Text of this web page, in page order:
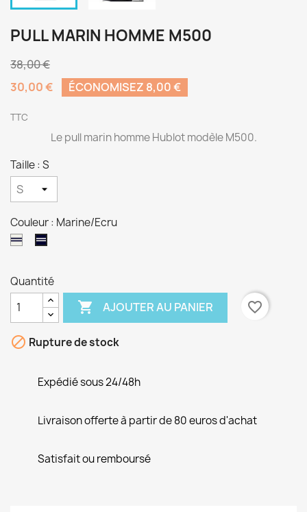
PULL MARIN HOMME M500
38,00 €
30,00 €
ÉCONOMISEZ 8,00 €
TTC
Le pull marin homme Hublot modèle M500.
Taille : S
Couleur : Marine/Ecru
Ecru/Marine
Marine/Ecru
Quantité
 AJOUTER AU PANIER favorite_border
 Rupture de stock
Expédié sous 24/48h
Livraison offerte à partir de 80 euros d'achat
Satisfait ou remboursé